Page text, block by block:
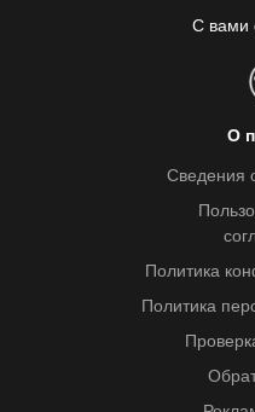
С вами
О
Сведения
Политика
Политика